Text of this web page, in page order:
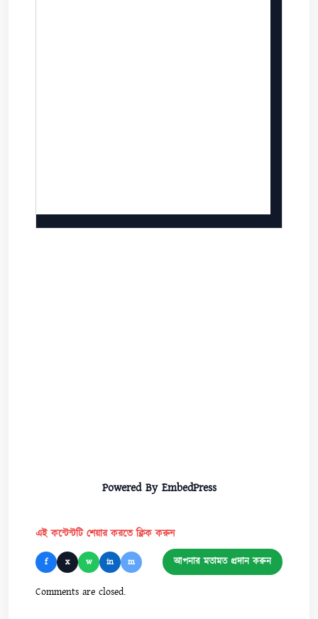
Powered By EmbedPress
এই কন্টেন্টটি শেয়ার করতে ক্লিক করুন
f x w in m আপনার মতামত প্রদান করুন
Comments are closed.